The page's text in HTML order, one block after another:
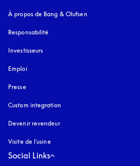
À propos de Bang & Olufsen
Responsabilité
Investisseurs
Emploi
Presse
Custom integration
Devenir revendeur
Visite de l'usine
Social Links